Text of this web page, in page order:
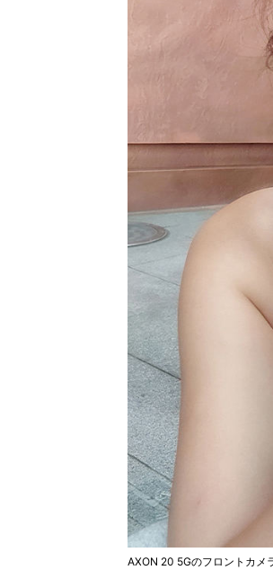
AXON 20 5Gのフロントカメ